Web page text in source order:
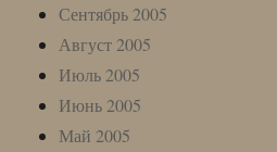
Сентябрь 2005
Август 2005
Июль 2005
Июнь 2005
Май 2005